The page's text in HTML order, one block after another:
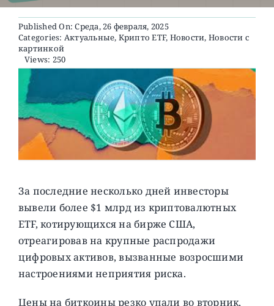
АКТУАЛЬНЫЕ
О ПРОЕКТЕ
Published On: Среда, 26 февраля, 2025
Categories: Актуальные, Крипто ETF, Новости, Новости с
картинкой
Views: 250
За последние несколько дней инвесторы
вывели более $1 млрд из криптовалютных
ETF, котирующихся на бирже США,
отреагировав на крупные распродажи
цифровых активов, вызванные возросшими
настроениями неприятия риска.
Цены на биткоины резко упали во вторник,